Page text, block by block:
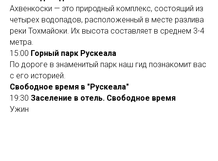
Ахвенкоски — это природный комплекс, состоящий из
четырех водопадов, расположенный в месте разлива
реки Тохмайоки. Их высота составляет в среднем 3-4
метра.
15:00 Горный парк Рускеала
По дороге в знаменитый парк наш гид познакомит вас
с его историей.
Свободное время в "Рускеала"
19:30 Заселение в отель. Свободное время
Ужин